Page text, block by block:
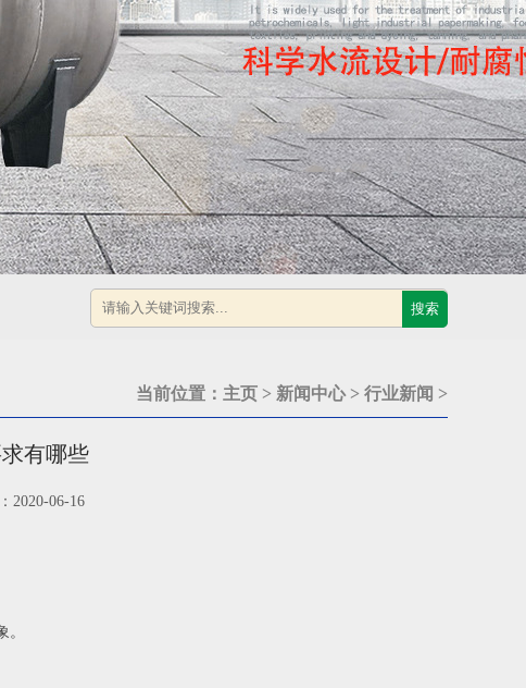
搜索
当前位置： 主页 > 新闻中心> 行业新闻 >
有哪些
2020-06-16